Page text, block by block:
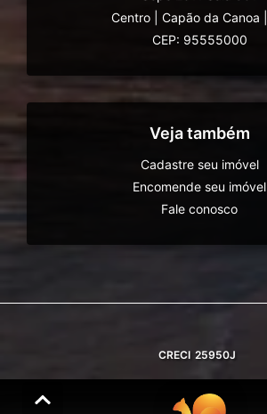
Centro
Capão da Canoa
CEP: 95555000
Veja também
Cadastre seu imóvel
Encomende seu imóvel
Fale conosco
CRECI 25950J